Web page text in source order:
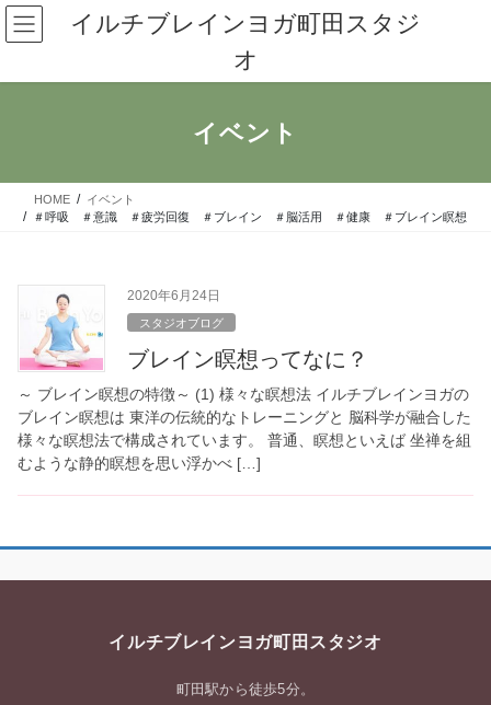
コ
ン
ン
ナ
ビ
ー
イルチブレインヨガ町田スタジ
オ
イベント
HOME
イベント
＃呼吸 ＃意識 ＃疲労回復 ＃ブレイン ＃脳活用 ＃健康 ＃ブレイン瞑想
2020年6月24日
スタジオブログ
ブレイン瞑想ってなに？
～ ブレイン瞑想の特徴～ (1) 様々な瞑想法 イルチブレインヨガの
ブレイン瞑想は 東洋の伝統的なトレーニングと 脳科学が融合した
様々な瞑想法で構成されています。 普通、瞑想といえば 坐禅を組
むような静的瞑想を思い浮かべ […]
イルチブレインヨガ町田スタジオ
町田駅から徒歩5分。